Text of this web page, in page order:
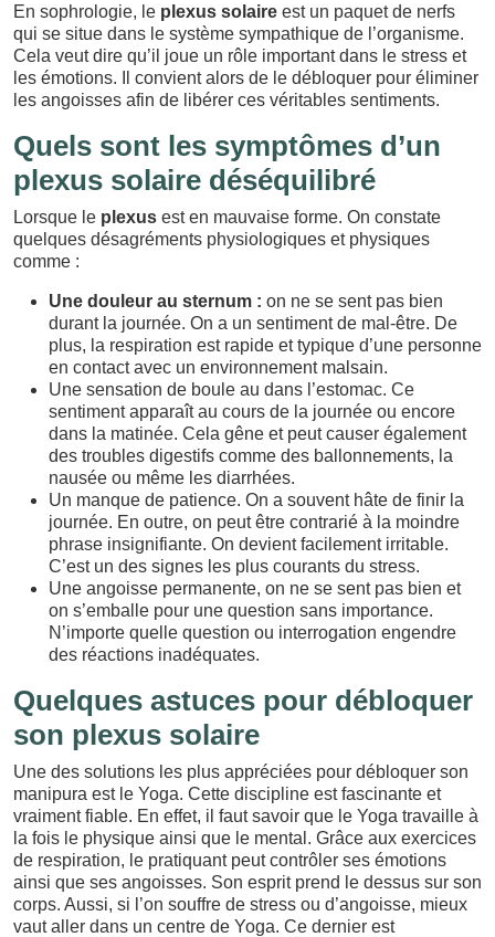
En sophrologie, le plexus solaire est un paquet de nerfs
qui se situe dans le système sympathique de l’organisme.
Cela veut dire qu’il joue un rôle important dans le stress et
les émotions. Il convient alors de le débloquer pour éliminer
les angoisses afin de libérer ces véritables sentiments.
Quels sont les symptômes d’un
plexus solaire déséquilibré
Lorsque le plexus est en mauvaise forme. On constate
quelques désagréments physiologiques et physiques
comme :
Une douleur au sternum : on ne se sent pas bien
durant la journée. On a un sentiment de mal-être. De
plus, la respiration est rapide et typique d’une personne
en contact avec un environnement malsain.
Une sensation de boule au dans l’estomac. Ce
sentiment apparaît au cours de la journée ou encore
dans la matinée. Cela gêne et peut causer également
des troubles digestifs comme des ballonnements, la
nausée ou même les diarrhées.
Un manque de patience. On a souvent hâte de finir la
journée. En outre, on peut être contrarié à la moindre
phrase insignifiante. On devient facilement irritable.
C’est un des signes les plus courants du stress.
Une angoisse permanente, on ne se sent pas bien et
on s’emballe pour une question sans importance.
N’importe quelle question ou interrogation engendre
des réactions inadéquates.
Quelques astuces pour débloquer
son plexus solaire
Une des solutions les plus appréciées pour débloquer son
manipura est le Yoga. Cette discipline est fascinante et
vraiment fiable. En effet, il faut savoir que le Yoga travaille à
la fois le physique ainsi que le mental. Grâce aux exercices
de respiration, le pratiquant peut contrôler ses émotions
ainsi que ses angoisses. Son esprit prend le dessus sur son
corps. Aussi, si l’on souffre de stress ou d’angoisse, mieux
vaut aller dans un centre de Yoga. Ce dernier est